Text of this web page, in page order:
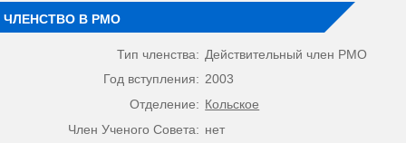
ЧЛЕНСТВО В РМО
Тип членства: Действительный член РМО
Год вступления: 2003
Отделение: Кольское
Член Ученого Совета: нет